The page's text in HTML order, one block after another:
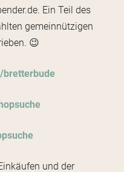
Ein Teil des
gemeinnützigen
😉
bretterbude
und der